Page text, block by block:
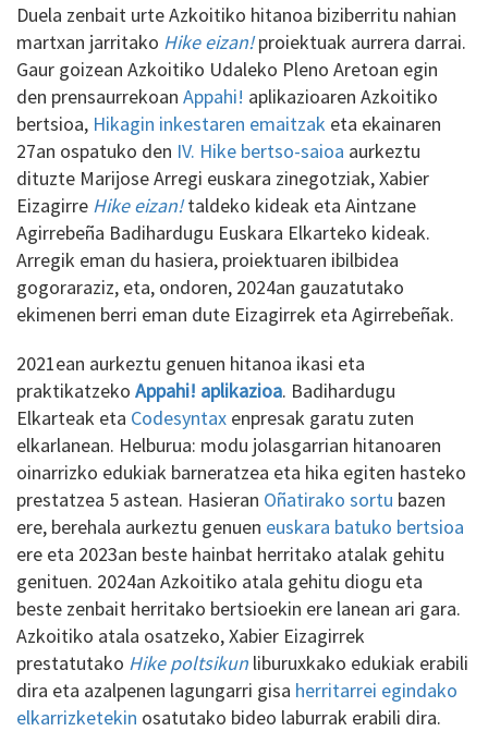
Duela zenbait urte Azkoitiko hitanoa biziberritu nahian
martxan jarritako Hike eizan!proiektuak aurrera darrai.
Gaur goizean Azkoitiko Udaleko Pleno Aretoan egin
den prensaurrekoan Appahi! aplikazioaren Azkoitiko
bertsioa, Hikagin inkestaren emaitzak eta ekainaren
27an ospatuko den IV. Hike bertso-saioa aurkeztu
dituzte Marijose Arregi euskara zinegotziak, Xabier
Eizagirre Hike eizan!taldeko kideak eta Aintzane
Agirrebeña Badihardugu Euskara Elkarteko kideak.
Arregik eman du hasiera, proiektuaren ibilbidea
gogoraraziz, eta, ondoren, 2024an gauzatutako
ekimenen berri eman dute Eizagirrek eta Agirrebeñak.
2021ean aurkeztu genuen hitanoa ikasi eta
praktikatzeko Appahi! aplikazioa. Badihardugu
Elkarteak eta Codesyntax enpresak garatu zuten
elkarlanean. Helburua: modu jolasgarrian hitanoaren
oinarrizko edukiak barneratzea eta hika egiten hasteko
prestatzea 5 astean. Hasieran Oñatirako sortu bazen
ere, berehala aurkeztu genuen euskara batuko bertsioa
ere eta 2023an beste hainbat herritako atalak gehitu
genituen. 2024an Azkoitiko atala gehitu diogu eta
beste zenbait herritako bertsioekin ere lanean ari gara.
Azkoitiko atala osatzeko, Xabier Eizagirrek
prestatutako Hike poltsikun liburuxkako edukiak erabili
dira eta azalpenen lagungarri gisa herritarrei egindako
elkarrizketekin osatutako bideo laburrak erabili dira.